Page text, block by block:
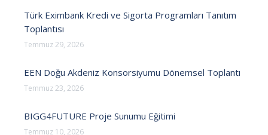
Türk Eximbank Kredi ve Sigorta Programları Tanıtım
Toplantısı
Temmuz 29, 2026
EEN Doğu Akdeniz Konsorsiyumu Dönemsel Toplantı
Temmuz 23, 2026
BIGG4FUTURE Proje Sunumu Eğitimi
Temmuz 10, 2026